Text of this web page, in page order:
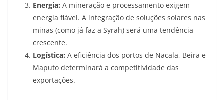
Energia: A mineração e processamento exigem
energia fiável. A integração de soluções solares nas
minas (como já faz a Syrah) será uma tendência
crescente.
Logística: A eficiência dos portos de Nacala, Beira e
Maputo determinará a competitividade das
exportações.